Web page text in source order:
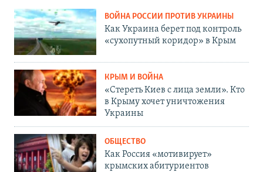
ВОЙНА РОССИИ ПРОТИВ УКРАИНЫ
Как Украина берет под контроль
«сухопутный коридор» в Крым
КРЫМ И ВОЙНА
«Стереть Киев с лица земли». Кто
в Крыму хочет уничтожения
Украины
ОБЩЕСТВО
Как Россия «мотивирует»
крымских абитуриентов